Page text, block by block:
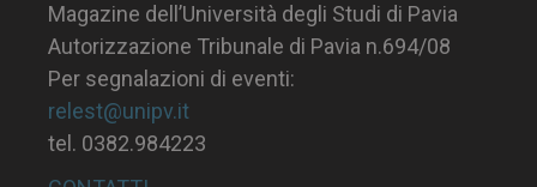
Magazine dell’Università degli Studi di Pavia
Autorizzazione Tribunale di Pavia n.694/08
Per segnalazioni di eventi:
relest@unipv.it
tel. 0382.984223